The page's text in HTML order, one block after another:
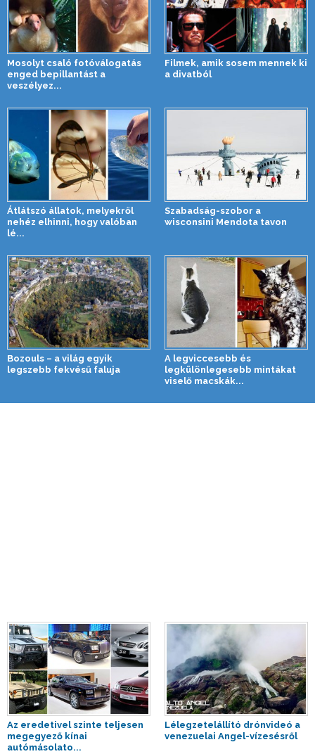
Mosolyt csaló fotóválogatás
enged bepillantást a
veszélyez...
Filmek, amik sosem mennek ki
a divatból
Átlátszó állatok, melyekről
nehéz elhinni, hogy valóban
lé...
Szabadság-szobor a
wisconsini Mendota tavon
Bozouls – a világ egyik
legszebb fekvésű faluja
A legviccesebb és
legkülönlegesebb mintákat
viselő macskák...
Az eredetivel szinte teljesen
megegyező kínai
autómásolato...
Lélegzetelállító drónvideó a
venezuelai Angel-vízesésről